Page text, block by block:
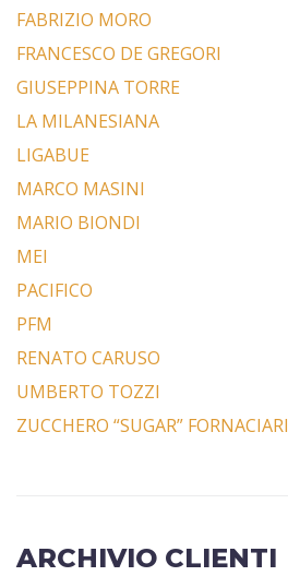
FABRIZIO MORO
FRANCESCO DE GREGORI
GIUSEPPINA TORRE
LA MILANESIANA
LIGABUE
MARCO MASINI
MARIO BIONDI
MEI
PACIFICO
PFM
RENATO CARUSO
UMBERTO TOZZI
ZUCCHERO “SUGAR” FORNACIARI
ARCHIVIO CLIENTI